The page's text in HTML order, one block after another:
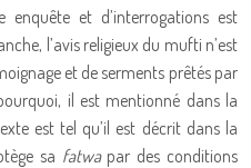
enquête et d’interrogations est
l’avis religieux du mufti n’est
et de serments prêtés par
il est mentionné dans la
est tel qu’il est décrit dans la
sa fatwapar des conditions